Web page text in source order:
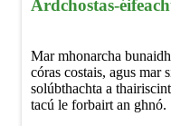
Ardchostas-
Mar mhonarcha
córas costais, agus mar
solúbthachta a
tacú le forbairt an ghnó.